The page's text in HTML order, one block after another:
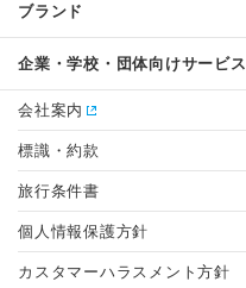
ブランド
企業・学校・団体向けサービス
会社案内
標識・約款
旅行条件書
個人情報保護方針
カスタマーハラスメント方針